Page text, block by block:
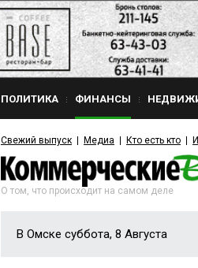
ПОЛИТИКА ФИНАНСЫ
Свежий выпуск Медиа Кто есть кто
О том, что происходит на самом деле
В Омске суббота, 8 Августа